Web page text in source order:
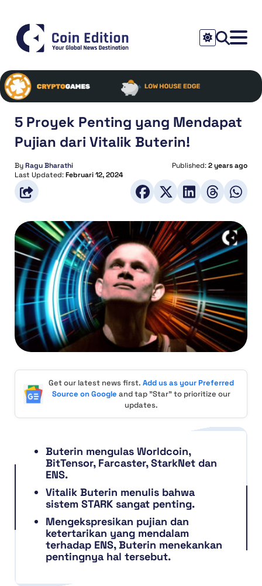
5 Proyek Penting yang Mendapat
Pujian dari Vitalik Buterin!
ByRagu Bharathi Published:2 years ago
Last Updated:Februari 12, 2024
Get our latest news first. Add us as your Preferred
Source on Google and tap "Star" to prioritize our
updates.
Buterin mengulas Worldcoin,
BitTensor, Farcaster, StarkNet dan
ENS.
Vitalik Buterin menulis bahwa
sistem STARK sangat penting.
Mengekspresikan pujian dan
ketertarikan yang mendalam
terhadap ENS, Buterin menekankan
pentingnya hal tersebut.